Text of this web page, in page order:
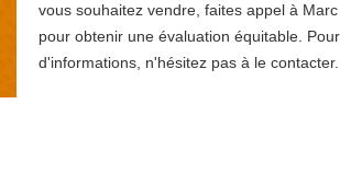
vous souhaitez vendre, faites appel à
pour obtenir une évaluation équitable.
d'informations, n'hésitez pas à le contacter.